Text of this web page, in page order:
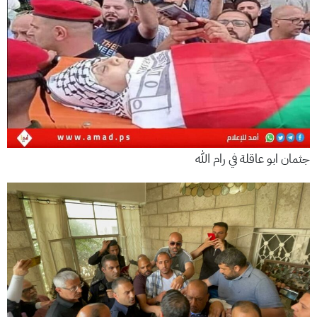
جثمان ابو عاقلة في رام الله